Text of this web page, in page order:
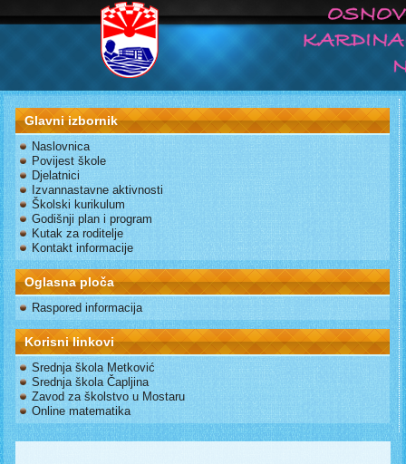
Glavni izbornik
Naslovnica
Povijest škole
Djelatnici
Izvannastavne aktivnosti
Školski kurikulum
Godišnji plan i program
Kutak za roditelje
Kontakt informacije
Oglasna ploča
Raspored informacija
Korisni linkovi
Srednja škola Metković
Srednja škola Čapljina
Zavod za školstvo u Mostaru
Online matematika